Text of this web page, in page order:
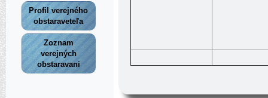
Profil verejného
obstaraveteľa
Zoznam
verejných
obstaravani